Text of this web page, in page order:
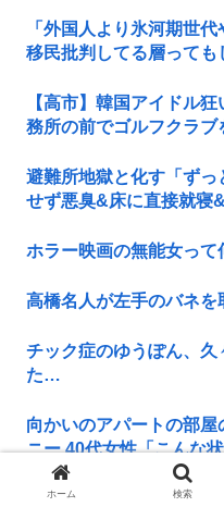
「外国人より氷河期世
移民批判してる層って
【高市】韓国アイドル
務所の前でゴルフクラブ
避難所地獄と化す「ず
せず悪臭&床に直接就寝
ホラー映画の無能女って
高橋名人が左手のバネを
チック症のゆうぽん、
た…
向かいのアパートの部
ニー 40代女性「こんな
一度でも"精神疾患"にな
ホーム 検索